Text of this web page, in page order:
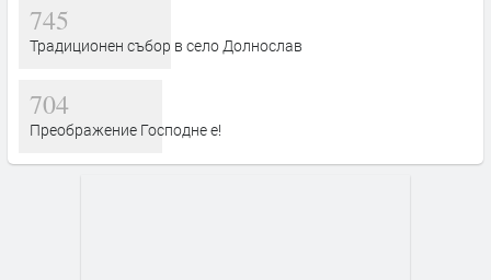
745
Традиционен събор в село Долнослав
704
Преображение Господне е!